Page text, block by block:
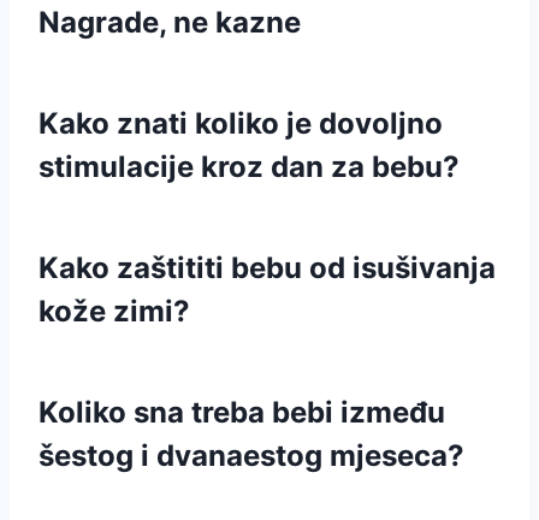
Nagrade, ne kazne
Kako znati koliko je dovoljno
stimulacije kroz dan za bebu?
Kako zaštititi bebu od isušivanja
kože zimi?
Koliko sna treba bebi između
šestog i dvanaestog mjeseca?